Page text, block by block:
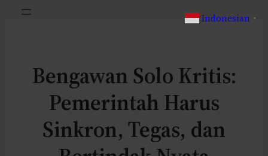
Bengawan Solo Kritis:
Pemerintah Harus
Sinkron, Tegas, dan
Indonesian ▼